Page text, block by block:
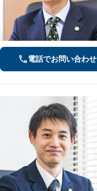
電話でお問い合わせ